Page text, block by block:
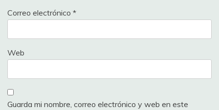
Correo electrónico *
Web
Guarda mi nombre, correo electrónico y web en este